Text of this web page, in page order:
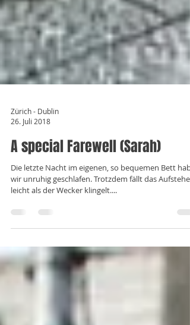
Zürich - Dublin
26. Juli 2018
A special Farewell (Sarah)
Die letzte Nacht im eigenen, so bequemen Bett
leicht als der Wecker klingelt....